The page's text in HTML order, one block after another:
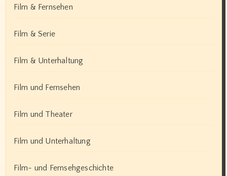
Film & Fernsehen
Film & Serie
Film & Unterhaltung
Film und Fernsehen
Film und Theater
Film und Unterhaltung
Film- und Fernsehgeschichte